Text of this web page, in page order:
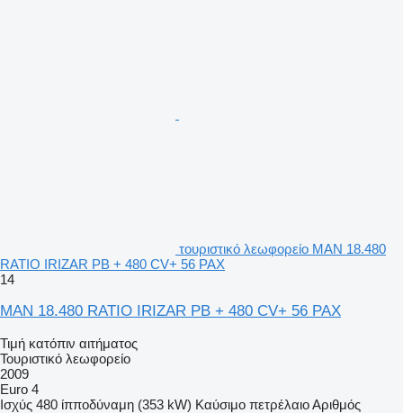
τουριστικό λεωφορείο MAN 18.480
RATIO IRIZAR PB + 480 CV+ 56 PAX
14
MAN 18.480 RATIO IRIZAR PB + 480 CV+ 56 PAX
Τιμή κατόπιν αιτήματος
Τουριστικό λεωφορείο
2009
Euro 4
Ισχύς 480 ίπποδύναμη (353 kW) Καύσιμο πετρέλαιοΑριθμός